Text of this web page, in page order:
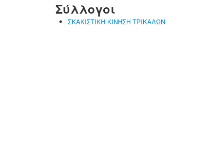
Σύλλογοι
ΣΚΑΚΙΣΤΙΚΗ ΚΙΝΗΣΗ ΤΡΙΚΑΛΩΝ